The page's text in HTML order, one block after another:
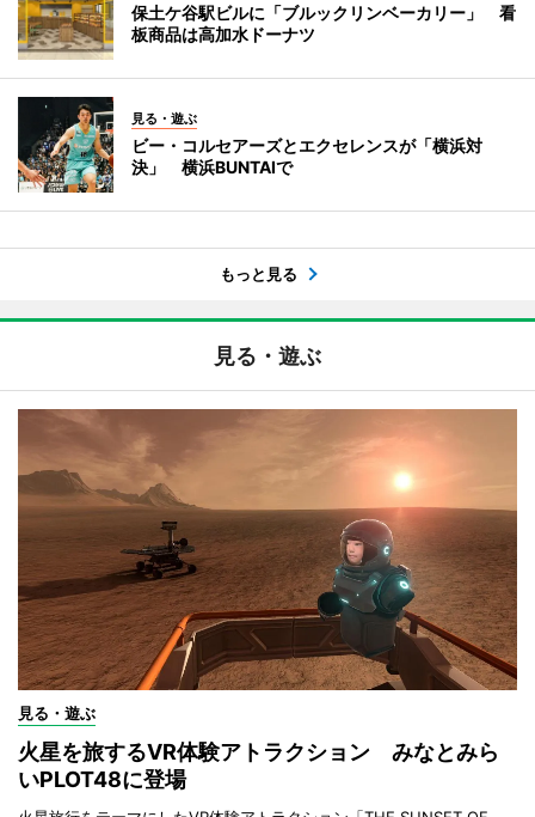
保土ケ谷駅ビルに「ブルックリンベーカリー」 看
板商品は高加水ドーナツ
見る・遊ぶ
ビー・コルセアーズとエクセレンスが「横浜対
決」 横浜BUNTAIで
もっと見る
見る・遊ぶ
見る・遊ぶ
火星を旅するVR体験アトラクション みなとみら
いPLOT48に登場